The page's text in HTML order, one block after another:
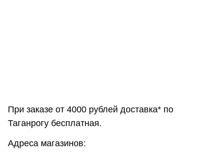
При заказе от 4000 рублей доставка* по
Таганрогу бесплатная.
Адреса магазинов: